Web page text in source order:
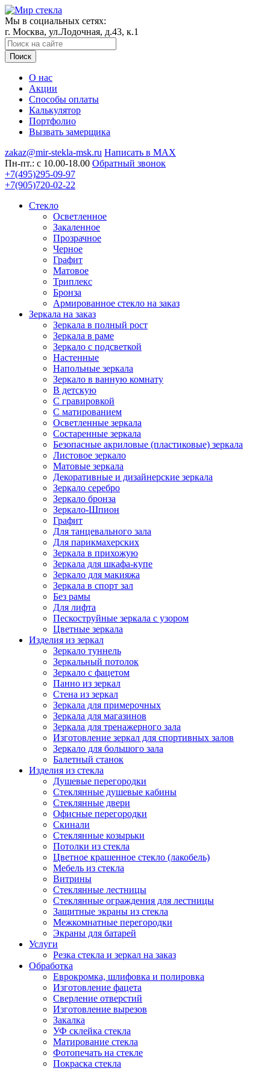
Мы в социальных сетях:
г. Москва, ул.Лодочная, д.43, к.1
Поиск
О нас
Акции
Способы оплаты
Калькулятор
Портфолио
Вызвать замерщика
zakaz@mir-stekla-msk.ru Написать в MAX
Пн-пт.: c 10.00-18.00 Обратный звонок
+7(495)295-09-97
+7(905)720-02-22
Стекло
Осветленное
Закаленное
Прозрачное
Черное
Графит
Матовое
Триплекс
Бронза
Армированное стекло на заказ
Зеркала на заказ
Зеркала в полный рост
Зеркала в раме
Зеркало с подсветкой
Настенные
Напольные зеркала
Зеркало в ванную комнату
В детскую
С гравировкой
С матированием
Oсветленные зеркала
Состаренные зеркала
Безопасные акриловые (пластиковые) зеркала
Листовое зеркало
Матовые зеркала
Декоративные и дизайнерские зеркала
Зеркало серебро
Зеркало бронза
Зеркало-Шпион
Графит
Для танцевального зала
Для парикмахерских
Зеркала в прихожую
Зеркала для шкафа-купе
Зеркало для макияжа
Зеркала в спорт зал
Без рамы
Для лифта
Пескоструйные зеркала с узором
Цветные зеркала
Изделия из зеркал
Зеркало туннель
Зеркальный потолок
Зеркало с фацетом
Панно из зеркал
Стена из зеркал
Зеркала для примерочных
Зеркала для магазинов
Зеркала для тренажерного зала
Изготовление зеркал для спортивных залов
Зеркало для большого зала
Балетный станок
Изделия из стекла
Душевые перегородки
Стеклянные душевые кабины
Стеклянные двери
Офисные перегородки
Скинали
Стеклянные козырьки
Потолки из стекла
Цветное крашенное стекло (лакобель)
Мебель из стекла
Витрины
Стеклянные лестницы
Стеклянные ограждения для лестницы
Защитные экраны из стекла
Межкомнатные перегородки
Экраны для батарей
Услуги
Резка стекла и зеркал на заказ
Обработка
Еврокромка, шлифовка и полировка
Изготовление фацета
Сверление отверстий
Изготовление вырезов
Закалка
УФ склейка стекла
Матирование стекла
Фотопечать на стекле
Покраска стекла